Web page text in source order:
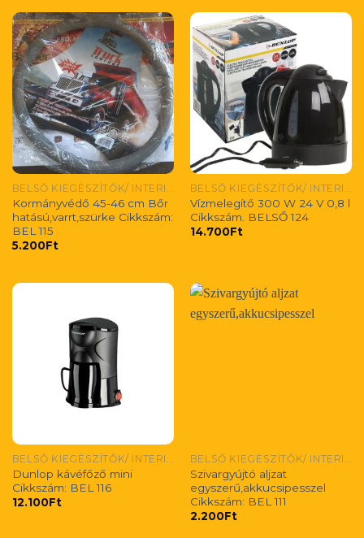
Kormányvédő 45-46 cm Bőr
hatású,varrt,szürke Cikkszám:
BEL 115
5.200Ft
Vízmelegítő 300 W 24 V 0,8 l
Cikkszám. BELSŐ 124
14.700Ft
Dunlop kávéfőző mini
Cikkszám: BEL 116
12.100Ft
Szivargyújtó aljzat
egyszerű,akkucsipesszel
Cikkszám: BEL 111
2.200Ft